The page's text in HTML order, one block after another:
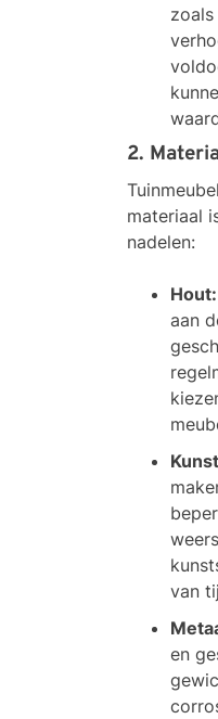
2.
materiaal
nadelen:
Hout:
aan
van
en